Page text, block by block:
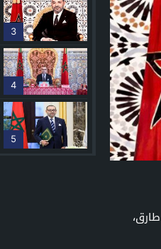
3
4
5